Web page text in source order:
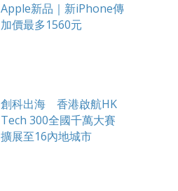
Apple新品｜新iPhone傳
加價最多1560元
創科出海 香港啟航HK
Tech 300全國千萬大賽
擴展至16內地城市